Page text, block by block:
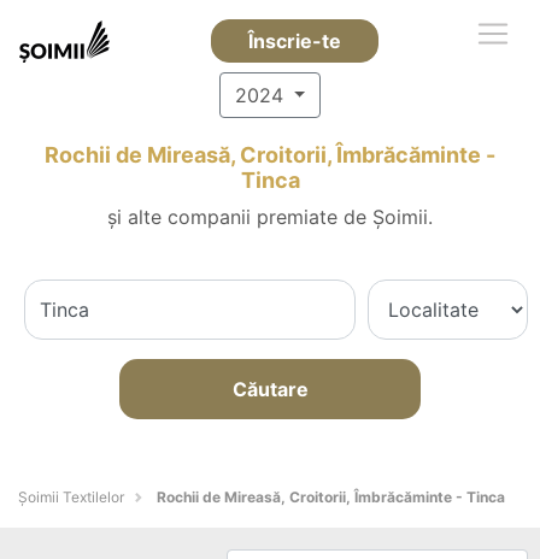
Înscrie-te
2024
Rochii de Mireasă, Croitorii, Îmbrăcăminte -
Tinca
și alte companii premiate de Șoimii.
Căutare
Șoimii Textilelor Rochii de Mireasă, Croitorii, Îmbrăcăminte - Tinca